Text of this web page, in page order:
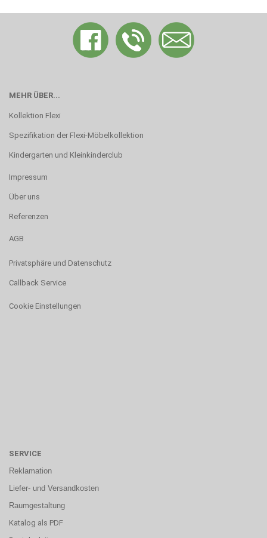
MEHR ÜBER...
Kollektion Flexi
Spezifikation der Flexi-Möbelkollektion
Kindergarten und Kleinkinderclub
Impressum
Über uns
Referenzen
AGB
Privatsphäre und Datenschutz
Callback Service
Cookie Einstellungen
SERVICE
Reklamation
Liefer- und Versandkosten
Raumgestaltung
Katalog als PDF